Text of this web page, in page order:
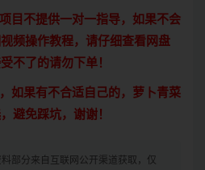
目不提供一对一指导，如果不会
频操作教程，请仔细查看网盘
不了的请勿下单！
如果有不合适自己的，萝卜青菜
避免踩坑，谢谢！
部分来自互联网公开渠道获取，仅